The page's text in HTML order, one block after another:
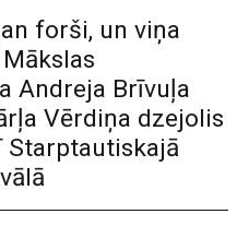
forši, un viņa
Andreja Brīvuļa
Vērdiņa dzejolis
Starptautiskajā